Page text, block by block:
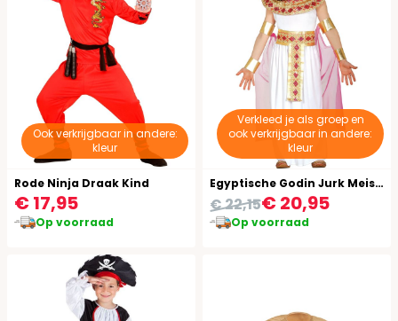
Ook verkrijgbaar in andere:
kleur
Rode Ninja Draak Kind
€ 17,95
Op voorraad
Verkleed je als groep en
ook verkrijgbaar in andere:
kleur
Egyptische Godin Jurk Meisjes
€ 20,95
€ 22,15
Op voorraad